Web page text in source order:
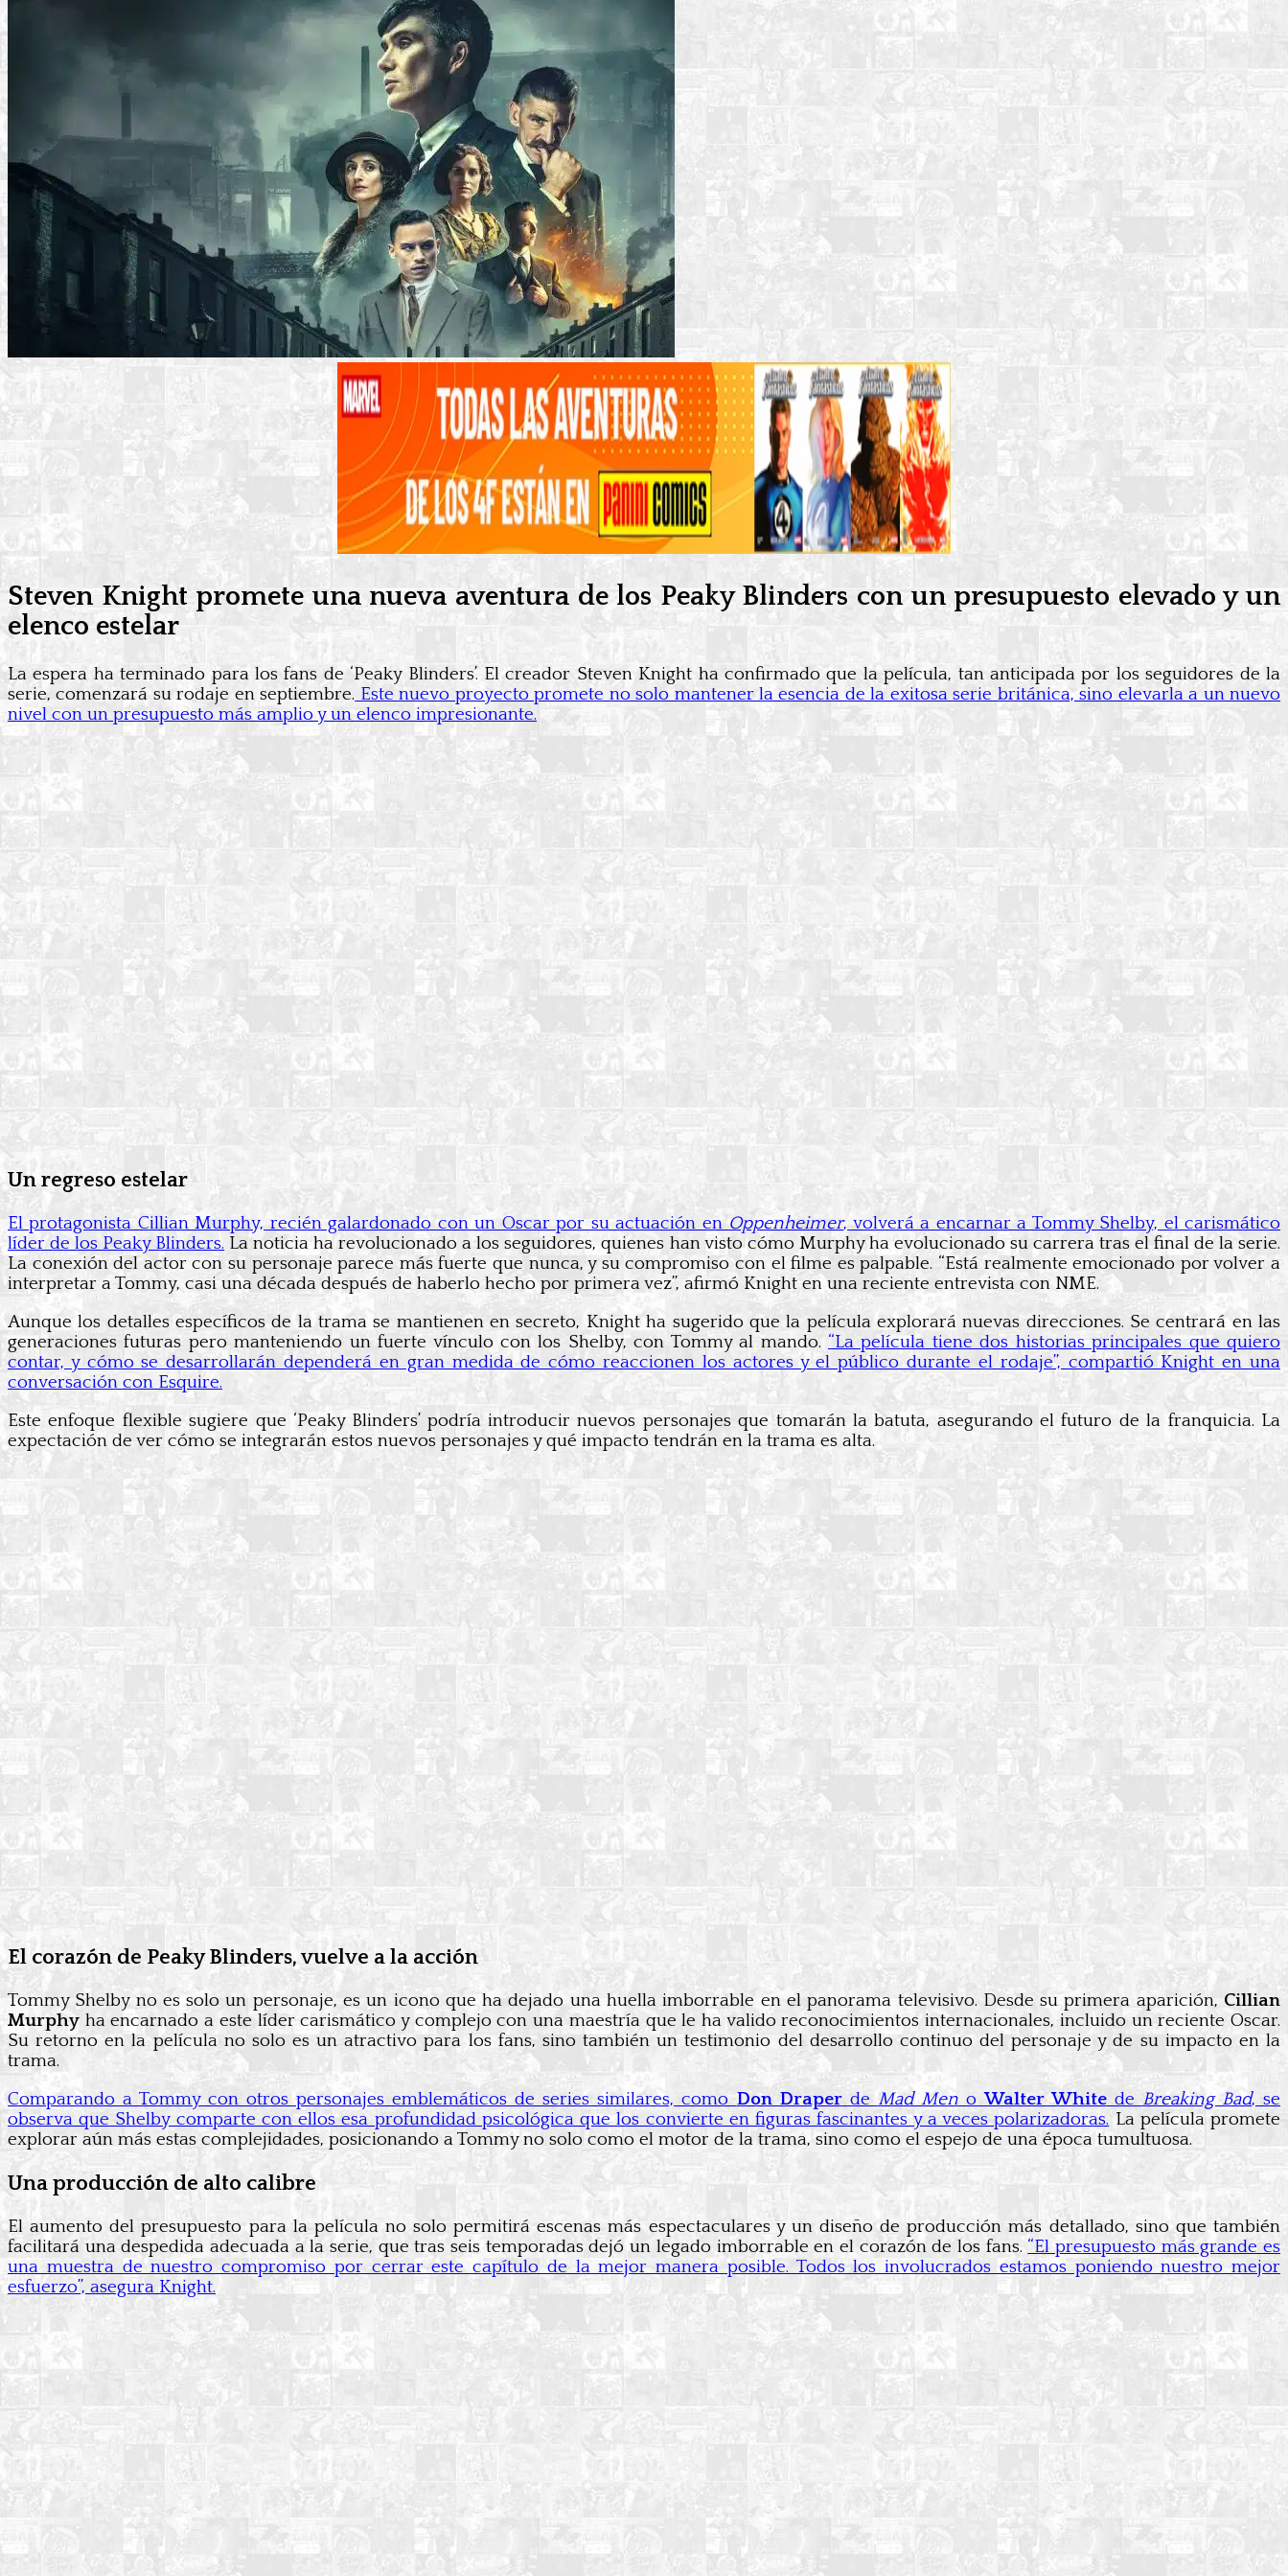
Steven Knight promete una nueva aventura de los Peaky Blinders con un presupuesto elevado y un
elenco estelar
La espera ha terminado para los fans de ‘Peaky Blinders’. El creador Steven Knight ha confirmado que la película, tan anticipada por los seguidores de la
serie, comenzará su rodaje en septiembre. Este nuevo proyecto promete no solo mantener la esencia de la exitosa serie británica, sino elevarla a un nuevo
nivel con un presupuesto más amplio y un elenco impresionante.
Un regreso estelar
El protagonista Cillian Murphy, recién galardonado con un Oscar por su actuación enOppenheimer, volverá a encarnar a Tommy Shelby, el carismático
líder de los Peaky Blinders. La noticia ha revolucionado a los seguidores, quienes han visto cómo Murphy ha evolucionado su carrera tras el final de la serie.
La conexión del actor con su personaje parece más fuerte que nunca, y su compromiso con el filme es palpable. “Está realmente emocionado por volver a
interpretar a Tommy, casi una década después de haberlo hecho por primera vez”, afirmó Knight en una reciente entrevista con NME.
Aunque los detalles específicos de la trama se mantienen en secreto, Knight ha sugerido que la película explorará nuevas direcciones. Se centrará en las
generaciones futuras pero manteniendo un fuerte vínculo con los Shelby, con Tommy al mando. “La película tiene dos historias principales que quiero
contar, y cómo se desarrollarán dependerá en gran medida de cómo reaccionen los actores y el público durante el rodaje”, compartió Knight en una
conversación con Esquire.
Este enfoque flexible sugiere que ‘Peaky Blinders’ podría introducir nuevos personajes que tomarán la batuta, asegurando el futuro de la franquicia. La
expectación de ver cómo se integrarán estos nuevos personajes y qué impacto tendrán en la trama es alta.
El corazón de Peaky Blinders, vuelve a la acción
Tommy Shelby no es solo un personaje, es un icono que ha dejado una huella imborrable en el panorama televisivo. Desde su primera aparición, Cillian
Murphy ha encarnado a este líder carismático y complejo con una maestría que le ha valido reconocimientos internacionales, incluido un reciente Oscar.
Su retorno en la película no solo es un atractivo para los fans, sino también un testimonio del desarrollo continuo del personaje y de su impacto en la
trama.
Comparando a Tommy con otros personajes emblemáticos de series similares, como Don Draperde Mad MenoWalter WhitedeBreaking Bad, se
observa que Shelby comparte con ellos esa profundidad psicológica que los convierte en figuras fascinantes y a veces polarizadoras. La película promete
explorar aún más estas complejidades, posicionando a Tommy no solo como el motor de la trama, sino como el espejo de una época tumultuosa.
Una producción de alto calibre
El aumento del presupuesto para la película no solo permitirá escenas más espectaculares y un diseño de producción más detallado, sino que también
facilitará una despedida adecuada a la serie, que tras seis temporadas dejó un legado imborrable en el corazón de los fans. “El presupuesto más grande es
una muestra de nuestro compromiso por cerrar este capítulo de la mejor manera posible. Todos los involucrados estamos poniendo nuestro mejor
esfuerzo”, asegura Knight.